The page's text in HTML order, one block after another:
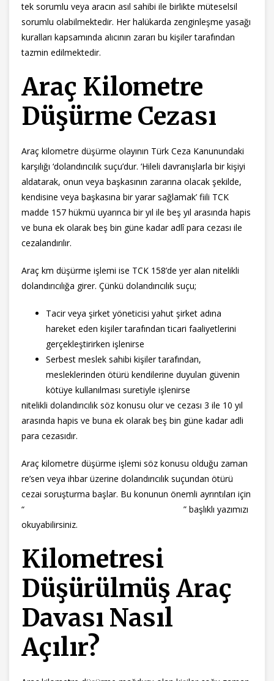
tek sorumlu veya aracın asıl sahibi ile birlikte müteselsil
sorumlu olabilmektedir. Her halükarda zenginleşme yasağı
kuralları kapsamında alıcının zararı bu kişiler tarafından
tazmin edilmektedir.
Araç Kilometre
Düşürme Cezası
Araç kilometre düşürme olayının Türk Ceza Kanunundaki
karşılığı ‘dolandırıcılık suçu’dur. ‘Hileli davranışlarla bir kişiyi
aldatarak, onun veya başkasının zararına olacak şekilde,
kendisine veya başkasına bir yarar sağlamak’ fiili TCK
madde 157 hükmü uyarınca bir yıl ile beş yıl arasında hapis
ve buna ek olarak beş bin güne kadar adlî para cezası ile
cezalandırılır.
Araç km düşürme işlemi ise TCK 158’de yer alan nitelikli
dolandırıcılığa girer. Çünkü dolandırıcılık suçu;
Tacir veya şirket yöneticisi yahut şirket adına
hareket eden kişiler tarafından ticari faaliyetlerini
gerçekleştirirken işlenirse
Serbest meslek sahibi kişiler tarafından,
mesleklerinden ötürü kendilerine duyulan güvenin
kötüye kullanılması suretiyle işlenirse
nitelikli dolandırıcılık söz konusu olur ve cezası 3 ile 10 yıl
arasında hapis ve buna ek olarak beş bin güne kadar adli
para cezasıdır.
Araç kilometre düşürme işlemi söz konusu olduğu zaman
re’sen veya ihbar üzerine dolandırıcılık suçundan ötürü
cezai soruşturma başlar. Bu konunun önemli ayrıntıları için
“
” başlıklı yazımızı
okuyabilirsiniz.
Kilometresi
Düşürülmüş Araç
Davası Nasıl
Açılır?